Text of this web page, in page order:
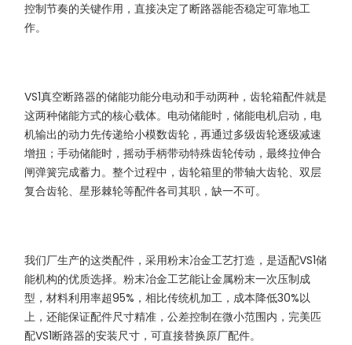
控制节奏的关键作用，直接决定了断路器能否稳定可靠地工
作。
VS1真空断路器的储能功能分电动和手动两种，齿轮箱配件就是
这两种储能方式的核心载体。电动储能时，储能电机启动，电
机输出的动力先传递给小模数齿轮，再通过多级齿轮逐级减速
增扭；手动储能时，摇动手柄带动特殊齿轮传动，最终拉伸合
闸弹簧完成蓄力。整个过程中，齿轮箱里的带轴大齿轮、双层
复合齿轮、星形棘轮等配件各司其职，缺一不可。
我们厂生产的这类配件，采用粉末冶金工艺打造，是适配VS1储
能机构的优质选择。粉末冶金工艺能让金属粉末一次压制成
型，材料利用率超95%，相比传统机加工，成本降低30%以
上，还能保证配件尺寸精准，公差控制在微小范围内，完美匹
配VS1断路器的安装尺寸，可直接替换原厂配件。